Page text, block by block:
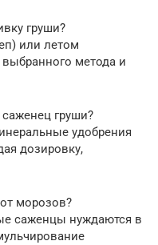
груши?
или летом
метода и
груши?
удобрения
дозировку,
морозов?
саженцы нуждаются в